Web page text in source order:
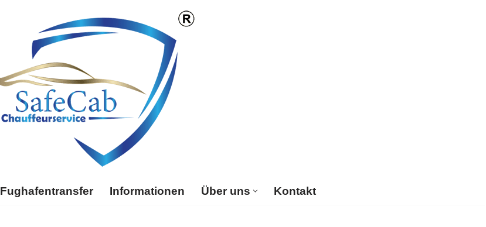
Fughafentransfer Informationen Über uns Kontakt